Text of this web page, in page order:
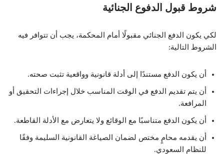
شروط قبول الدفوع الجنائية
لكي يكون الدفع الجنائي مقبولًا أمام المحكمة، يجب أن تتوافر فيه
الشروط التالية:
أن يكون الدفع مستندًا إلى أدلة قانونية وواقعية تثبت صحته.
أن يتم تقديم الدفع في الوقت المناسب خلال إجراءات التحقيق أو
المرافعة.
أن يكون الدفع متناسبًا مع الوقائع ولا يتعارض مع الأدلة القاطعة.
أن يقدمه محامٍ مختص لضمان الصياغة القانونية السليمة وفقًا
للنظام السعودي.